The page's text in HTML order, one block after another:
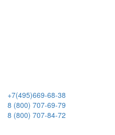
+7(495)669-68-38
8 (800) 707-69-79
8 (800) 707-84-72